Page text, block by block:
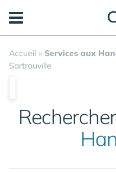
Accueil » Services aux
Sartrouville